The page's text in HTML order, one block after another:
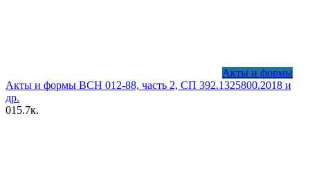
Акты и формы
Акты и формы ВСН 012-88, часть 2, СП 392.1325800.2018 и
др.
015.7к.